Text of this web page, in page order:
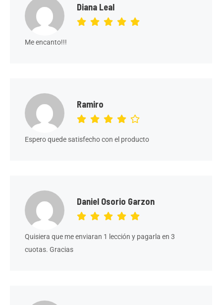
Diana Leal
Me encanto!!!
Ramiro
Espero quede satisfecho con el producto
Daniel Osorio Garzon
Quisiera que me enviaran 1 lección y pagarla en 3
cuotas. Gracias